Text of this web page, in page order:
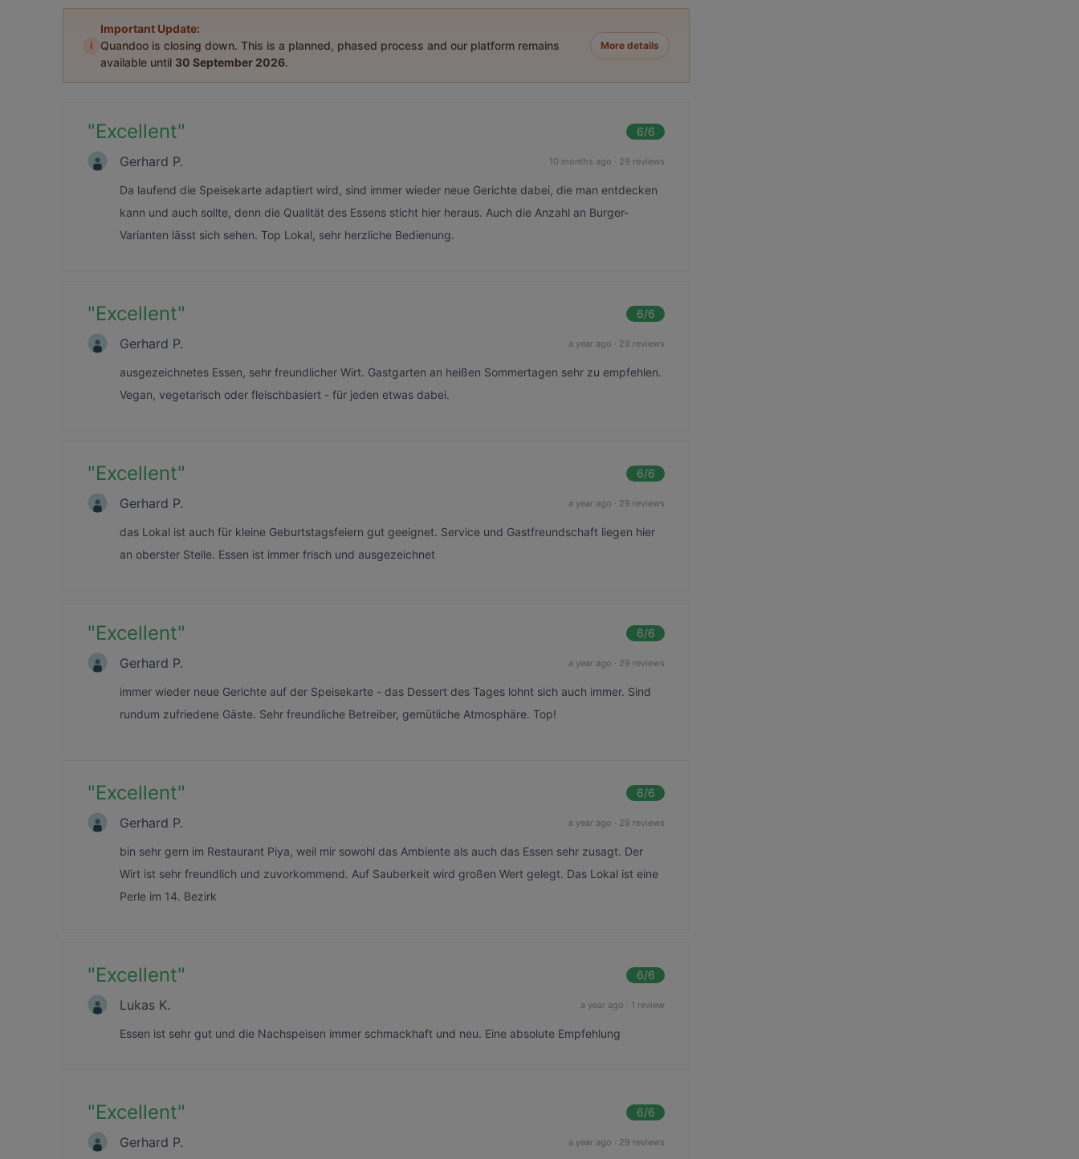
i
Important Update:
Quandoo is closing down. This is a planned, phased process and our platform remains
available until 30 September 2026.
More details
"Excellent" 6/6
Gerhard P. 10 months ago · 29 reviews
Da laufend die Speisekarte adaptiert wird, sind immer wieder neue Gerichte dabei, die man entdecken
kann und auch sollte, denn die Qualität des Essens sticht hier heraus. Auch die Anzahl an Burger-
Varianten lässt sich sehen. Top Lokal, sehr herzliche Bedienung.
"Excellent" 6/6
Gerhard P. a year ago · 29 reviews
ausgezeichnetes Essen, sehr freundlicher Wirt. Gastgarten an heißen Sommertagen sehr zu empfehlen.
Vegan, vegetarisch oder fleischbasiert - für jeden etwas dabei.
"Excellent" 6/6
Gerhard P. a year ago · 29 reviews
das Lokal ist auch für kleine Geburtstagsfeiern gut geeignet. Service und Gastfreundschaft liegen hier
an oberster Stelle. Essen ist immer frisch und ausgezeichnet
"Excellent" 6/6
Gerhard P. a year ago · 29 reviews
immer wieder neue Gerichte auf der Speisekarte - das Dessert des Tages lohnt sich auch immer. Sind
rundum zufriedene Gäste. Sehr freundliche Betreiber, gemütliche Atmosphäre. Top!
"Excellent" 6/6
Gerhard P. a year ago · 29 reviews
bin sehr gern im Restaurant Piya, weil mir sowohl das Ambiente als auch das Essen sehr zusagt. Der
Wirt ist sehr freundlich und zuvorkommend. Auf Sauberkeit wird großen Wert gelegt. Das Lokal ist eine
Perle im 14. Bezirk
"Excellent" 6/6
Lukas K. a year ago · 1 review
Essen ist sehr gut und die Nachspeisen immer schmackhaft und neu. Eine absolute Empfehlung
"Excellent" 6/6
Gerhard P. a year ago · 29 reviews